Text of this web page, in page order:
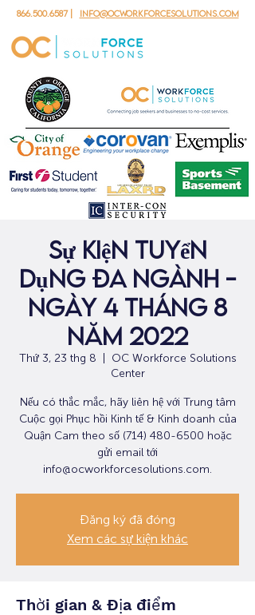
866.500.6587| info@ocworkforcesolutions.com
Sự kiện tuyển
dụng đa ngành -
ngày 4 tháng 8
năm 2022
Thứ 3, 23 thg 8
OC Workforce Solutions
Center
Nếu có thắc mắc, hãy liên hệ với Trung tâm
Cuộc gọi Phục hồi Kinh tế & Kinh doanh của
Quận Cam theo số (714) 480-6500 hoặc
gửi email tới
info@ocworkforcesolutions.com.
Đăng ký đã đóng
Xem các sự kiện khác
Thời gian & Địa điểm